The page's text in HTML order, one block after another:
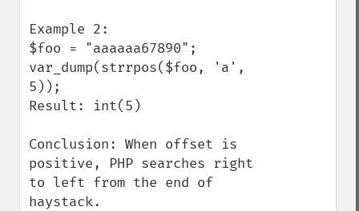
Example 2:
$foo = "aaaaaa67890";
var_dump(strrpos($foo, 'a',
5));
Result: int(5)
Conclusion: When offset is
positive, PHP searches right
to left from the end of
haystack.